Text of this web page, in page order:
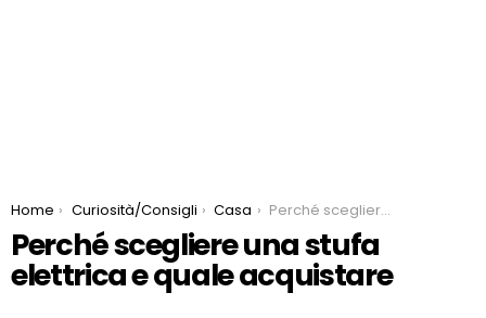
You are here:
Home Curiosità/Consigli Casa Perché scegliere una stufa elettrica e quale acquistare
Perché scegliere una stufa
elettrica e quale acquistare